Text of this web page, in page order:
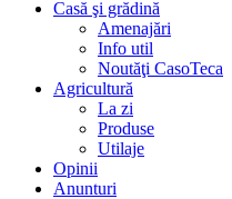
Casă şi grădină
Amenajări
Info util
Noutăţi CasoTeca
Agricultură
La zi
Produse
Utilaje
Opinii
Anunturi